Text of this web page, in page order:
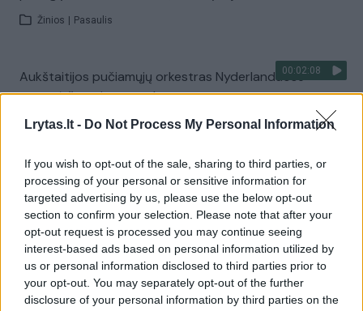
Lrytas.lt - Do Not Process My Personal Information
If you wish to opt-out of the sale, sharing to third parties, or
processing of your personal or sensitive information for
targeted advertising by us, please use the below opt-out
section to confirm your selection. Please note that after your
opt-out request is processed you may continue seeing
interest-based ads based on personal information utilized by
us or personal information disclosed to third parties prior to
your opt-out. You may separately opt-out of the further
disclosure of your personal information by third parties on the
Žinios Pasaulis
00:02:08
Aukštaitijos pučiamųjų orkestras Nyderlanduose
apgynė čempionų vardą
Žinios | Lietuvos diena
Visi įrašai
Žiūrimiausi įrašai
00:00:30